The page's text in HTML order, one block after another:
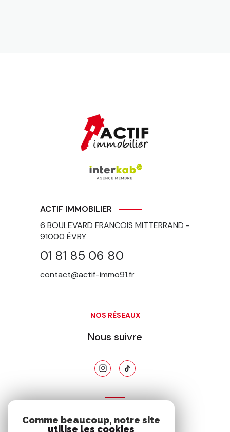
ACTIF IMMOBILIER
6 BOULEVARD FRANCOIS MITTERRAND -
91000 ÉVRY
01 81 85 06 80
contact@actif-immo91.fr
NOS RÉSEAUX
Nous suivre
Nous adhérons
Comme beaucoup, notre site
utilise les cookies